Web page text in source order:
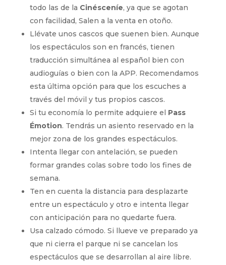
todo las de la Cinésceníe, ya que se agotan
con facilidad, Salen a la venta en otoño.
Llévate unos cascos que suenen bien. Aunque
los espectáculos son en francés, tienen
traducción simultánea al español bien con
audioguías o bien con la APP. Recomendamos
esta última opción para que los escuches a
través del móvil y tus propios cascos.
Si tu economía lo permite adquiere el Pass
Émotion. Tendrás un asiento reservado en la
mejor zona de los grandes espectáculos.
Intenta llegar con antelación, se pueden
formar grandes colas sobre todo los fines de
semana.
Ten en cuenta la distancia para desplazarte
entre un espectáculo y otro e intenta llegar
con anticipación para no quedarte fuera.
Usa calzado cómodo. Si llueve ve preparado ya
que ni cierra el parque ni se cancelan los
espectáculos que se desarrollan al aire libre.